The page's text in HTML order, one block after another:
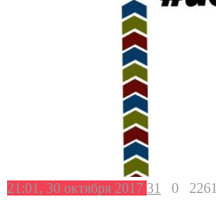
21:01, 30 октября 2017 31 0 2261